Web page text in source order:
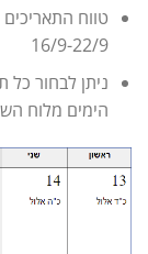
טווח
16/9-22/9
הימים מלוח